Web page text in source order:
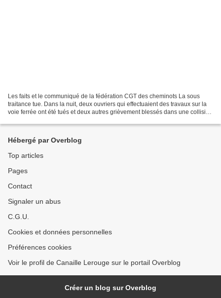
Les faits et le communiqué de la fédération CGT des cheminots La sous
traitance tue. Dans la nuit, deux ouvriers qui effectuaient des travaux sur la
voie ferrée ont été tués et deux autres grièvement blessés dans une collision
Hébergé par Overblog
Top articles
Pages
Contact
Signaler un abus
C.G.U.
Cookies et données personnelles
Préférences cookies
Voir le profil de Canaille Lerouge sur le portail Overblog
Créer un blog sur Overblog